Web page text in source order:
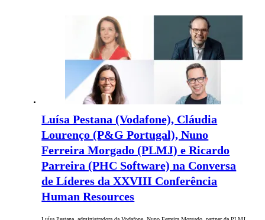
Luísa Pestana (Vodafone), Cláudia
Lourenço (P&G Portugal), Nuno
Ferreira Morgado (PLMJ) e Ricardo
Parreira (PHC Software) na Conversa
de Líderes da XXVIII Conferência
Human Resources